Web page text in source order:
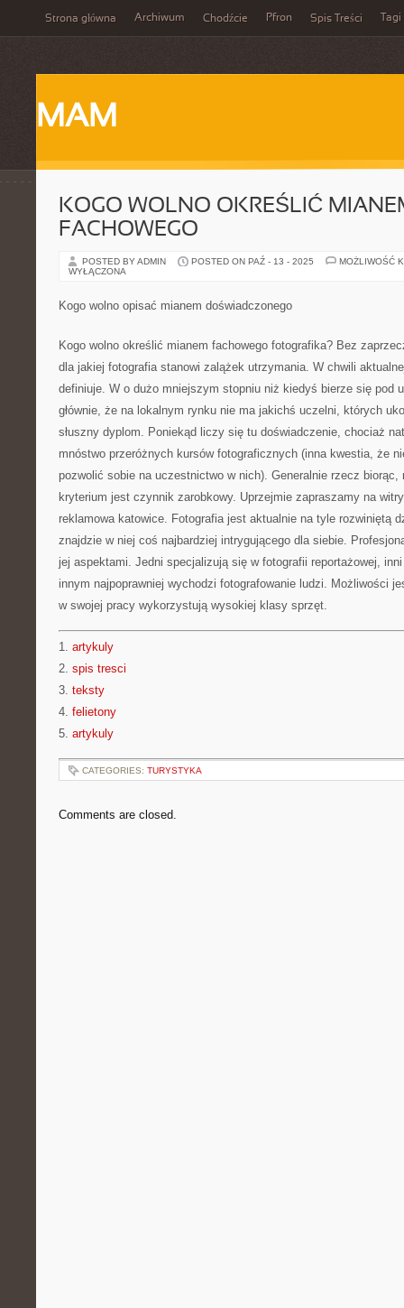
Strona główna Archiwum Chodźcie Pfron Spis Treści Tagi
MAM
KOGO WOLNO OKREŚLIĆ
FACHOWEGO
POSTED BY ADMIN POSTED ON PAŹ - 13 - 2025
MOŻLIWOŚĆ
WYŁĄCZONA
Kogo wolno opisać mianem doświadczonego
Kogo wolno określić mianem fachowego fotografika? Bez
dla jakiej fotografia stanowi zalążek utrzymania. W chwili
definiuje. W o dużo mniejszym stopniu niż kiedyś bierze się pod
głównie, że na lokalnym rynku nie ma jakichś uczelni, których
słuszny dyplom. Poniekąd liczy się tu doświadczenie, chociaż
mnóstwo przeróżnych kursów fotograficznych (inna kwestia, że
pozwolić sobie na uczestnictwo w nich). Generalnie rzecz
kryterium jest czynnik zarobkowy. Uprzejmie zapraszamy na
reklamowa katowice. Fotografia jest aktualnie na tyle rozwiniętą
znajdzie w niej coś najbardziej intrygującego dla siebie.
jej aspektami. Jedni specjalizują się w fotografii reportażowej,
innym najpoprawniej wychodzi fotografowanie ludzi. Możliwości
w swojej pracy wykorzystują wysokiej klasy sprzęt.
1. artykuly
2. spis tresci
3. teksty
4. felietony
5. artykuly
CATEGORIES: TURYSTYKA
Comments are closed.